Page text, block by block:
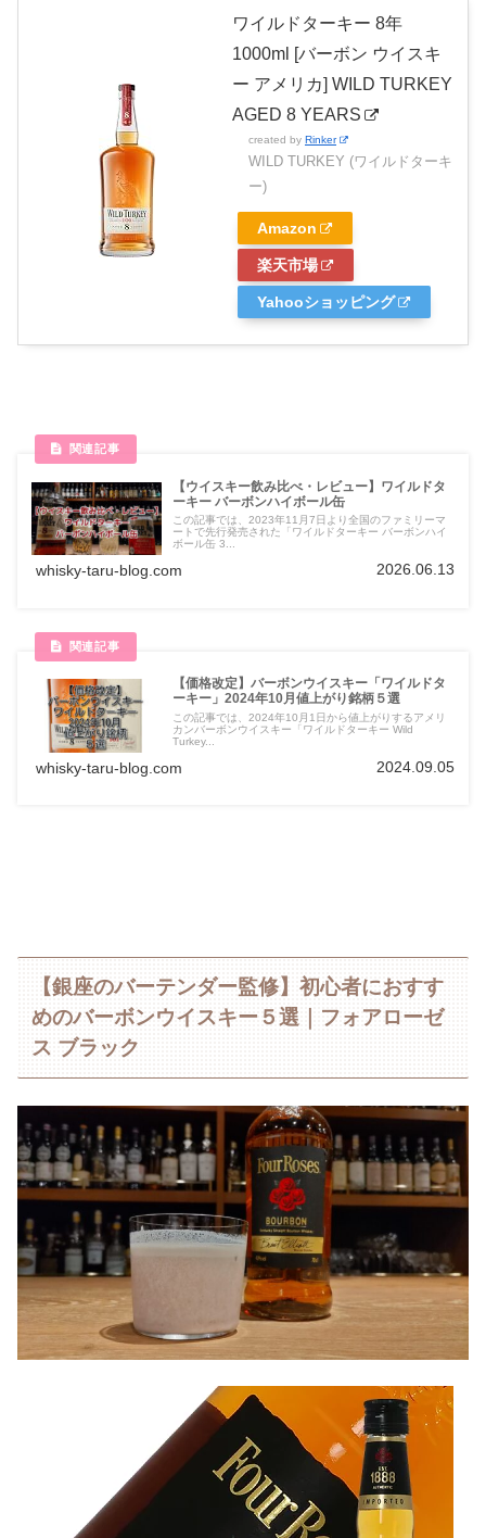
ワイルドターキー 8年
1000ml [バーボン ウイスキ
ー アメリカ] WILD TURKEY
AGED 8 YEARS
created by Rinker
WILD TURKEY (ワイルドターキ
ー)
Amazon
楽天市場
Yahooショッピング
【ウイスキー飲み比べ・レビュー】ワイルドタ
ーキー バーボンハイボール缶
この記事では、2023年11月7日より全国のファミリーマ
ートで先行発売された「ワイルドターキー バーボンハイ
ボール缶 3...
whisky-taru-blog.com 2026.06.13
【価格改定】バーボンウイスキー「ワイルドタ
ーキー」2024年10月値上がり銘柄５選
この記事では、2024年10月1日から値上がりするアメリ
カンバーボンウイスキー「ワイルドターキー Wild
Turkey...
whisky-taru-blog.com 2024.09.05
【銀座のバーテンダー監修】初心者におすす
めのバーボンウイスキー５選｜フォアローゼ
ス ブラック